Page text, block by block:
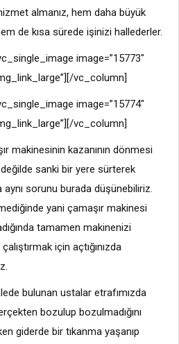
almanız, hem daha büyük
de kısa sürede işinizi hallederler.
image=”15773″
vc_column]
image=”15774″
vc_column]
makinesinin kazanının dönmesi
sanki bir yere sürterek
sorunu burada düşünebiliriz.
yani çamaşır makinesi
tamamen makinenizi
için açtığınızda
bulunan ustalar etrafımızda
bozulup bozulmadığını
giderde bir tıkanma yaşanıp